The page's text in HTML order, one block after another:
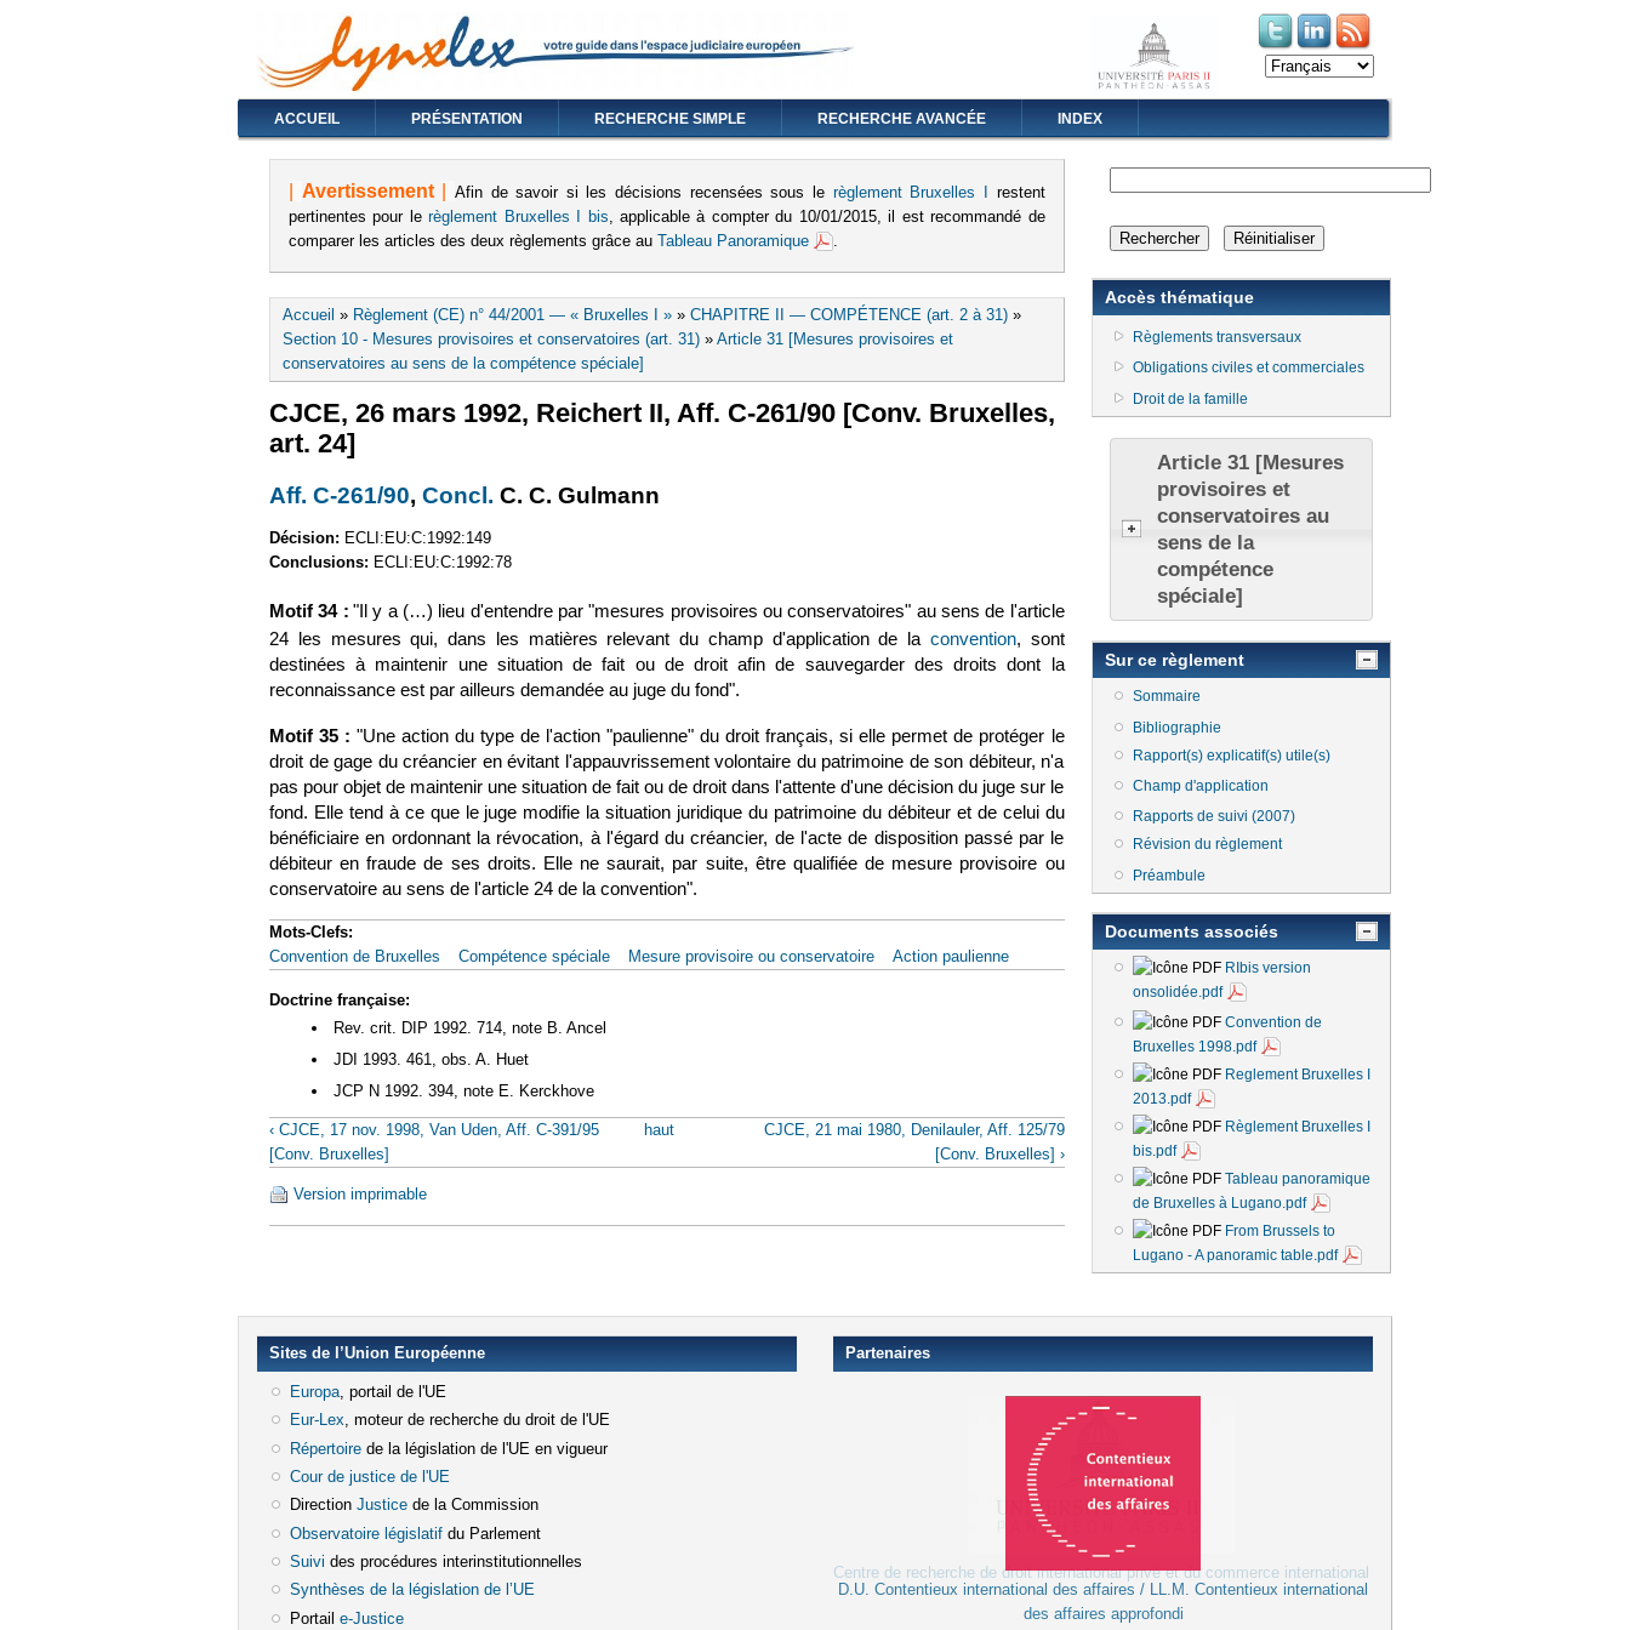
(le lien est externe)
(le lien est externe)
ACCUEIL PRÉSENTATION RECHERCHE SIMPLE RECHERCHE AVANCÉE INDEX
Avertissement Afin de savoir si les décisions recensées sous le règlement Bruxelles I
restent
pertinentes pour lerèglement Bruxelles I bis, applicable à compter du 10/01/2015, il est recommandé de
comparer les articles des deux règlements grâce au Tableau Panoramique .
Vous êtes ici
Accueil » Règlement (CE) n° 44/2001 — « Bruxelles I » » CHAPITRE II — COMPÉTENCE (art. 2 à 31) »
Section 10 - Mesures provisoires et conservatoires (art. 31) » Article 31 [Mesures provisoires et
conservatoires au sens de la compétence spéciale]
CJCE, 26 mars 1992, Reichert II, Aff. C-261/90 [Conv. Bruxelles,
art. 24]
Aff. C-261/90(le lien est externe)
, Concl. (le lien est externe)
C. C. Gulmann
Décision: ECLI:EU:C:1992:149
Conclusions: ECLI:EU:C:1992:78
Motif 34 : "Il y a (…) lieu d'entendre par "mesures provisoires ou conservatoires" au sens de l'article
24 les mesures qui, dans les matières relevant du champ d'application de la convention(le lien est externe)
, sont
destinées à maintenir une situation de fait ou de droit afin de sauvegarder des droits dont la
reconnaissance est par ailleurs demandée au juge du fond".
Motif 35 : "Une action du type de l'action "paulienne" du droit français, si elle permet de protéger le
droit de gage du créancier en évitant l'appauvrissement volontaire du patrimoine de son débiteur, n'a
pas pour objet de maintenir une situation de fait ou de droit dans l'attente d'une décision du juge sur le
fond. Elle tend à ce que le juge modifie la situation juridique du patrimoine du débiteur et de celui du
bénéficiaire en ordonnant la révocation, à l'égard du créancier, de l'acte de disposition passé par le
débiteur en fraude de ses droits. Elle ne saurait, par suite, être qualifiée de mesure provisoire ou
conservatoire au sens de l'article 24 de la convention".
Mots-Clefs:
Convention de Bruxelles
Compétence spéciale Mesure provisoire ou conservatoire Action paulienne
Doctrine française:
Rev. crit. DIP 1992. 714, note B. Ancel
JDI 1993. 461, obs. A. Huet
JCP N 1992. 394, note E. Kerckhove
‹ CJCE, 17 nov. 1998, Van Uden, Aff. C-391/95
[Conv. Bruxelles]
haut
CJCE, 21 mai 1980, Denilauler, Aff. 125/79
[Conv. Bruxelles] ›
Version imprimable
Accès thématique
Règlements transversaux
Obligations civiles et commerciales
Droit de la famille
Article 31 [Mesures
provisoires et
conservatoires au
sens de la
compétence
spéciale]
Sur ce règlement
Sommaire
Bibliographie
Rapport(s) explicatif(s) utile(s)
Champ d'application
Rapports de suivi (2007)
Révision du règlement
Préambule
Documents associés
RIbis version
onsolidée.pdf
Convention de
Bruxelles 1998.pdf
Reglement Bruxelles I
2013.pdf
Règlement Bruxelles I
bis.pdf
Tableau panoramique
de Bruxelles à Lugano.pdf
From Brussels to
Lugano - A panoramic table.pdf
Sites de l’Union Européenne
Europa(le lien est externe)
, portail de l'UE
Eur-Lex(le lien est externe)
, moteur de recherche du droit de l'UE
Répertoire(le lien est externe)
de la législation de l'UE en vigueur
Cour de justice de l'UE
Direction Justice(le lien est externe)
de la Commission
Observatoire législatif(le lien est externe)
du Parlement
Suivi (le lien est externe)
des procédures interinstitutionnelles
Synthèses de la législation de l’UE(le lien est externe)
Portail e-Justice(le lien est externe)
Partenaires
D.U. Contentieux international des affaires / LL.M. Contentieux international
des affaires approfondi